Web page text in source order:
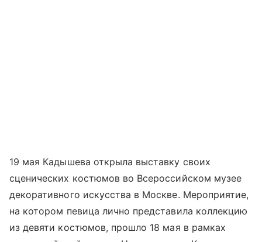
19 мая Кадышева открыла выставку своих
сценических костюмов во Всероссийском музее
декоративного искусства в Москве. Мероприятие,
на котором певица лично представила коллекцию
из девяти костюмов, прошло 18 мая в рамках